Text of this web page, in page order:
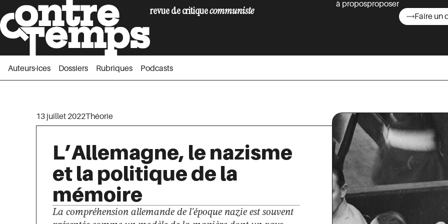
Auteurs·ices
revue de critiquecommuniste à proposproposer
Faire un
Auteurs·ices Dossiers Rubriques Podcasts
13 juillet 2022Théorie
L’Allemagne, le nazisme
et la politique de la
mémoire
La compréhension allemande de l'époque nazie est souvent